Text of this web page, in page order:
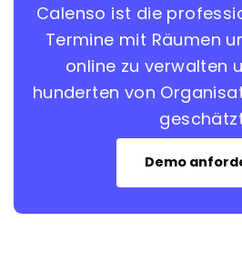
Calenso ist die
Termine mit Räumen
online zu verwalten
hunderten von
Demo